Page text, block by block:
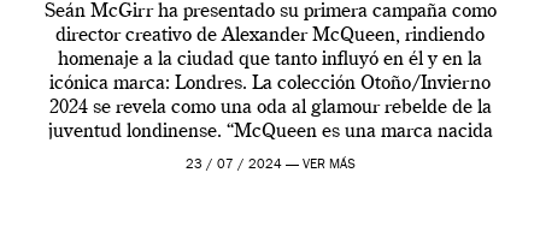
Seán McGirr ha presentado su primera campaña como
director creativo de Alexander McQueen, rindiendo
homenaje a la ciudad que tanto influyó en él y en la
icónica marca: Londres. La colección Otoño/Invierno
2024 se revela como una oda al glamour rebelde de la
juventud londinense. “McQueen es una marca nacida
en Londres y siempre ha […]
23 / 07 / 2024 — VER MÁS